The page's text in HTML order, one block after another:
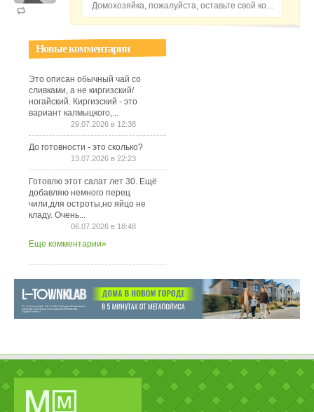
Домохозяйка, пожалуйста, оставьте свой комментарий...
Новые комментарии
Это описан обычный чай со
сливками, а не киргизский/
ногайский. Киргизский - это
вариант калмыцкого,...
29.07.2026 в 12:38
До готовности - это сколько?
13.07.2026 в 22:23
Готовлю этот салат лет 30. Ещё
добавляю немного перец
чили,для остроты,но яйцо не
кладу. Очень...
06.07.2026 в 18:48
Еще комментарии»